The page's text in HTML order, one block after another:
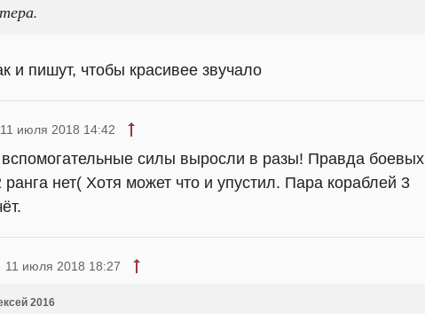
и пишут, чтобы красивее звучало
11 июля 2018 14:42
силы выросли в разы! Правда боевых
ранга нет( Хотя может что и упустил. Пара кораблей 3
11 июля 2018 18:27
2016